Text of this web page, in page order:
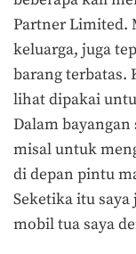
Partner Limited.
keluarga, juga
barang terbatas.
lihat dipakai
Dalam
misal untuk
di depan pintu
Seketika itu
mobil tua saya